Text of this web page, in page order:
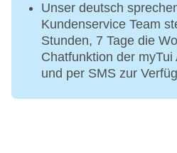
Unser deutsch
Kundenservice Team
Stunden, 7 Tage die
Chatfunktion der myTui
und per SMS zur